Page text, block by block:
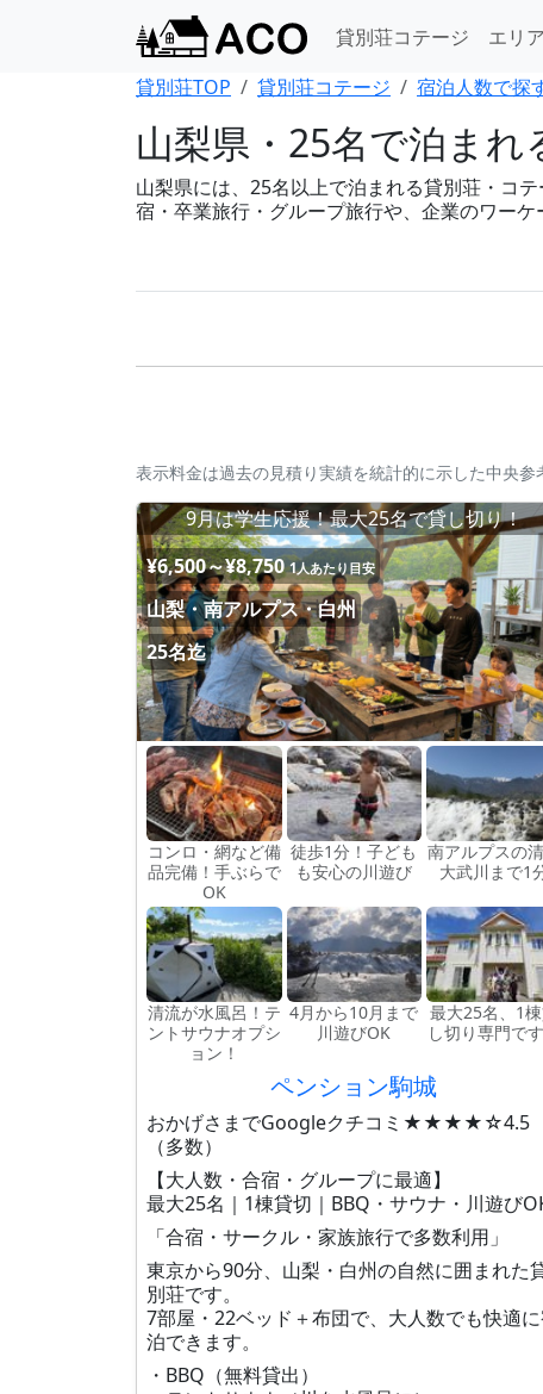
貸別荘コテージ エリ
貸別荘TOP
貸別荘コテージ 宿泊人数で探
山梨県・25名で泊ま
山梨県には、25名以上で泊まれる貸別荘・コ
宿・卒業旅行・グループ旅行や、企業のワーケ
表示料金は過去の見積り実績を統計的に示した中央
9月は学生応援！最大25名で貸し切り！
¥6,500～¥8,750 1人あたり目安
山梨・南アルプス・白州
25名迄
コンロ・網など備
品完備！手ぶらで
OK
徒歩1分！子ども
も安心の川遊び
南アルプスの
大武川まで1
清流が水風呂！テ
ントサウナオプシ
ョン！
4月から10月まで
川遊びOK
最大25名、1
し切り専門です
ペンション駒城
おかげさまでGoogleクチコミ★★★★☆4.5
（多数）
【大人数・合宿・グループに最適】
最大25名｜1棟貸切｜BBQ・サウナ・川遊び
「合宿・サークル・家族旅行で多数利用」
東京から90分、山梨・白州の自然に囲まれた
別荘です。
7部屋・22ベッド＋布団で、大人数でも快適
泊できます。
・BBQ（無料貸出）